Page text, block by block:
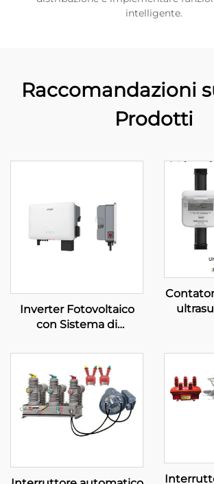
intelligente.
Raccomandazioni
Prodotti
Inverter Fotovoltaico
con Sistema di